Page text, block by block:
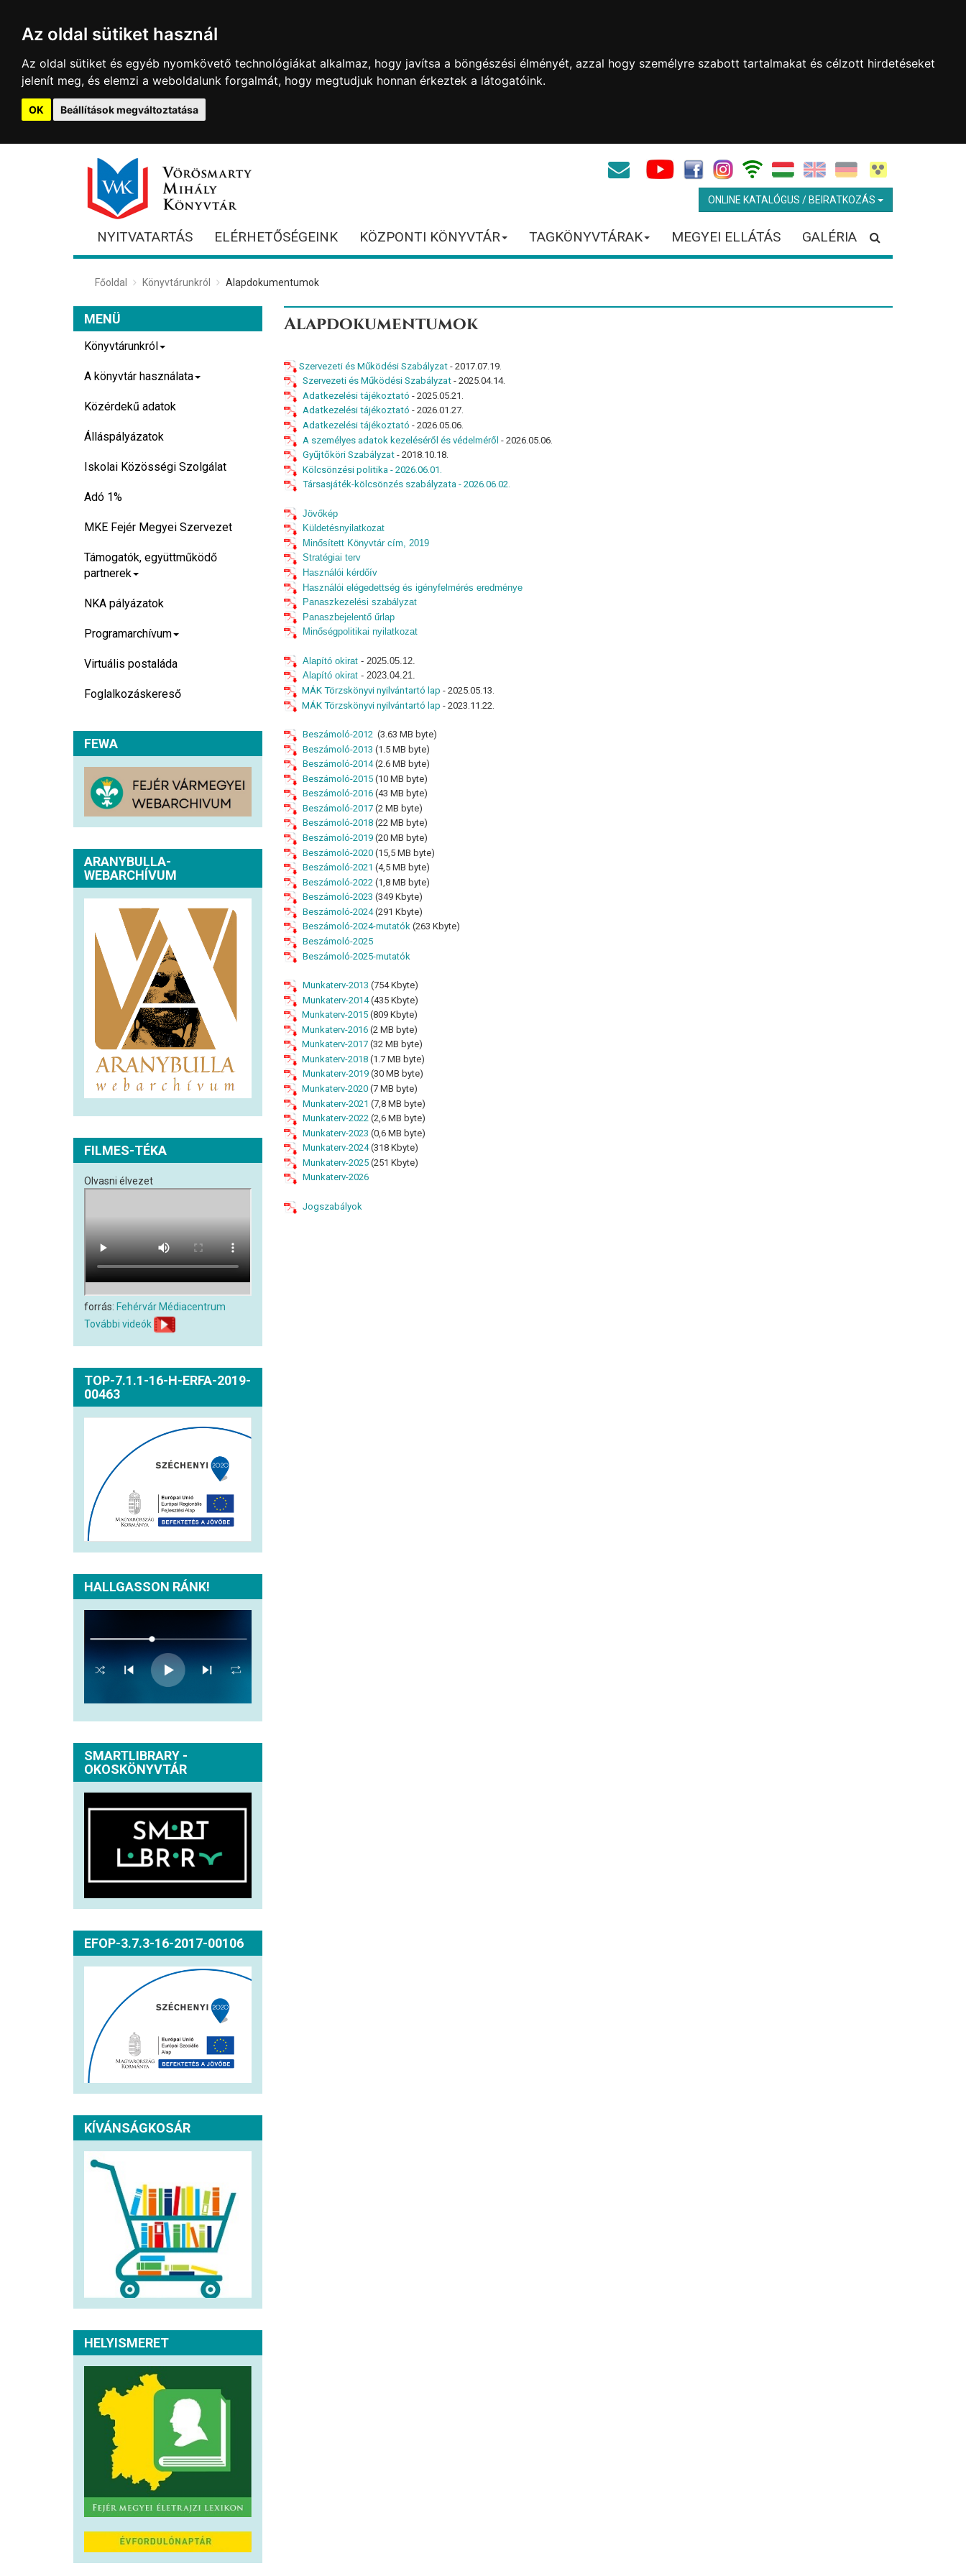
Az oldal sütiket használ
Az oldal sütiket és egyéb nyomkövető technológiákat alkalmaz, hogy javítsa a böngészési élményét, azzal hogy személyre szabott tartalmakat és célzott hirdetéseket
jelenít meg, és elemzi a weboldalunk forgalmát, hogy megtudjuk honnan érkeztek a látogatóink.
OK Beállítások megváltoztatása
ONLINE KATALÓGUS / BEIRATKOZÁS
NYITVATARTÁS ELÉRHETŐSÉGEINK KÖZPONTI KÖNYVTÁR TAGKÖNYVTÁRAK MEGYEI ELLÁTÁS GALÉRIA
Főoldal Könyvtárunkról Alapdokumentumok
Alapdokumentumok
Szervezeti és Működési Szabályzat- 2017.07.19.
Szervezeti és Működési Szabályzat- 2025.04.14.
Adatkezelési tájékoztató - 2025.05.21.
Adatkezelési tájékoztató - 2026.01.27.
Adatkezelési tájékoztató - 2026.05.06.
A személyes adatok kezeléséről és védelméről - 2026.05.06.
Gyűjtőköri Szabályzat- 2018.10.18.
Kölcsönzési politika - 2026.06.01.
Társasjáték-kölcsönzés szabályzata - 2026.06.02.
Jövőkép
Küldetésnyilatkozat
Minősített Könyvtár cím, 2019
Stratégiai terv
Használói kérdőív
Használói elégedettség és igényfelmérés eredménye
Panaszkezelési szabályzat
Panaszbejelentő űrlap
Minőségpolitikai nyilatkozat
Alapító okirat- 2025.05.12.
Alapító okirat- 2023.04.21.
MÁK Törzskönyvi nyilvántartó lap - 2025.05.13.
MÁK Törzskönyvi nyilvántartó lap - 2023.11.22.
Beszámoló-2012(3.63 MB byte)
Beszámoló-2013 (1.5 MB byte)
Beszámoló-2014(2.6 MB byte)
Beszámoló-2015(10 MB byte)
Beszámoló-2016(43 MB byte)
Beszámoló-2017(2 MB byte)
Beszámoló-2018(22 MB byte)
Beszámoló-2019(20 MB byte)
Beszámoló-2020(15,5 MB byte)
Beszámoló-2021 (4,5 MB byte)
Beszámoló-2022 (1,8 MB byte)
Beszámoló-2023 (349 Kbyte)
Beszámoló-2024(291 Kbyte)
Beszámoló-2024-mutatók(263 Kbyte)
Beszámoló-2025
Beszámoló-2025-mutatók
Munkaterv-2013 (754 Kbyte)
Munkaterv-2014(435 Kbyte)
Munkaterv-2015(809 Kbyte)
Munkaterv-2016(2 MB byte)
Munkaterv-2017(32 MB byte)
Munkaterv-2018(1.7 MB byte)
Munkaterv-2019(30 MB byte)
Munkaterv-2020(7 MB byte)
Munkaterv-2021 (7,8 MB byte)
Munkaterv-2022(2,6 MB byte)
Munkaterv-2023 (0,6 MB byte)
Munkaterv-2024(318 Kbyte)
Munkaterv-2025(251 Kbyte)
Munkaterv-2026
Jogszabályok
MENÜ
Könyvtárunkról
A könyvtár használata
Közérdekű adatok
Álláspályázatok
Iskolai Közösségi Szolgálat
Adó 1%
MKE Fejér Megyei Szervezet
Támogatók, együttműködő
partnerek
NKA pályázatok
Programarchívum
Virtuális postaláda
Foglalkozáskereső
FEWA
ARANYBULLA-
WEBARCHÍVUM
FILMES-TÉKA
Olvasni élvezet
forrás: Fehérvár Médiacentrum
További videók
TOP-7.1.1-16-H-ERFA-2019-
00463
HALLGASSON RÁNK!
SMARTLIBRARY -
OKOSKÖNYVTÁR
EFOP-3.7.3-16-2017-00106
KÍVÁNSÁGKOSÁR
HELYISMERET